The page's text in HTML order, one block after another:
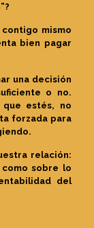
mismo
bien pagar
una decisión
o no.
que estés, no
forzada para
relación:
sobre lo
del